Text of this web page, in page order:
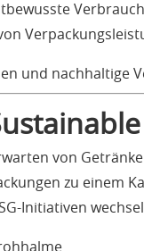
und nachhaltige
von
zu einem
Initiativen